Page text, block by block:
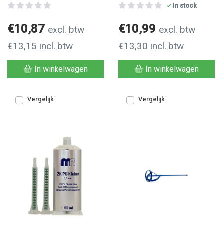
€10,87 excl. btw
€13,15 incl. btw
In winkelwagen
Vergelijk
In stock
€10,99 excl. btw
€13,30 incl. btw
In winkelwagen
Vergelijk